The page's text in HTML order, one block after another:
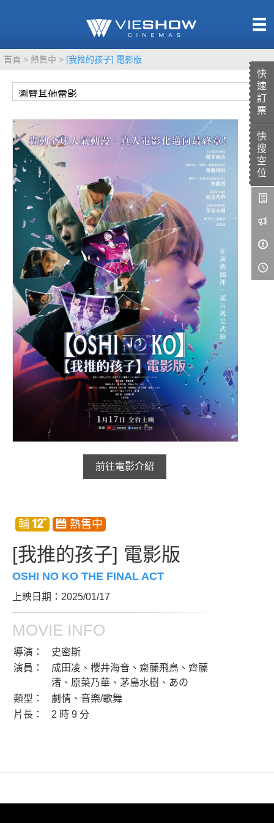
快
速
訂
票
快
搜
空
位
首頁 熱售中 [我推的孩子] 電影版
前往電影介紹
[我推的孩子] 電影版
OSHI NO KO THE FINAL ACT
上映日期：2025/01/17
MOVIE INFO
導演：
史密斯
演員：
成田凌、櫻井海音、齋藤飛鳥、齊藤
渚、原菜乃華、茅島水樹、あの
類型：
劇情、音樂/歌舞
片長：
2 時 9 分
TITAN SCREEN
MUCROWN
IMAX
4DX
VR 演唱會
GOLD CLASS
AD口述影像
LIVE演唱會
影城餐飲
影城公告
影城活動
中獎名單
合作夥伴
商家介紹
加入iShow
會員Q&A